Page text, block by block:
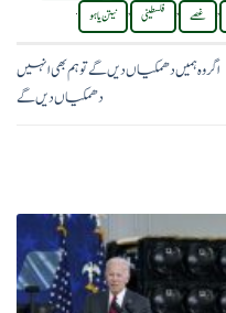
, غصے , فلسطینی , نیتن یاہو .
اگر وہ ہمیں دھمکیاں دیں گے تو ہم بھی انہیں
دھمکیاں دیں گے